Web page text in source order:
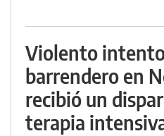
Violento
barrendero en
recibió un
terapia